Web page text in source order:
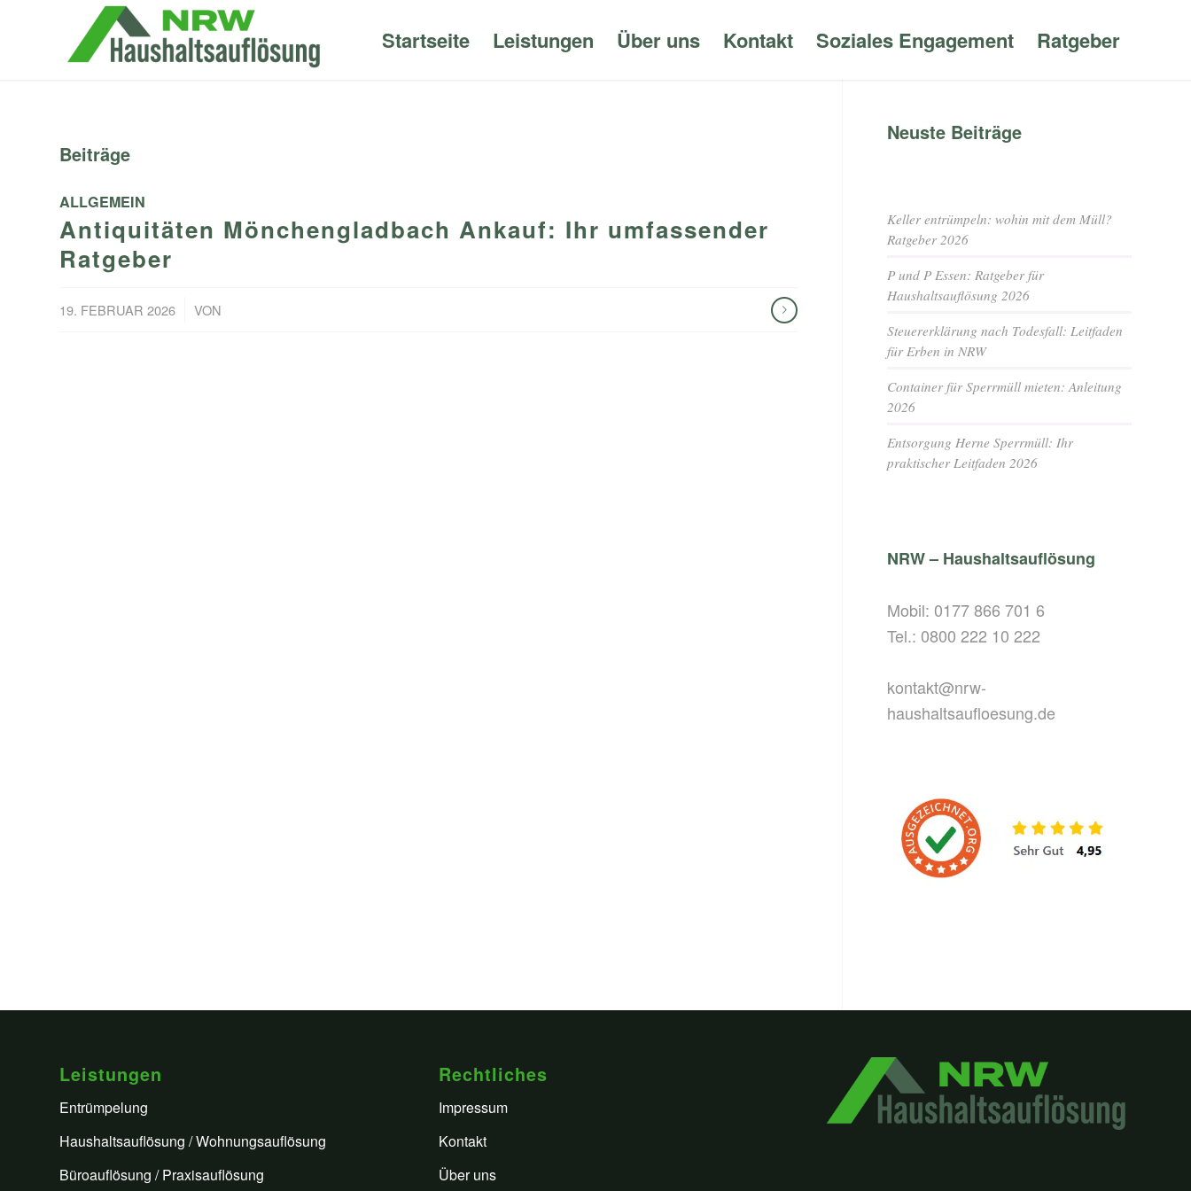
Startseite Leistungen Über uns Kontakt Soziales Engagement Ratgeber
Beiträge
ALLGEMEIN
Antiquitäten Mönchengladbach Ankauf: Ihr umfassender
Ratgeber
19. FEBRUAR 2026
/ VON
Neuste Beiträge
Keller entrümpeln: wohin mit dem Müll?
Ratgeber 2026
P und P Essen: Ratgeber für
Haushaltsauflösung 2026
Steuererklärung nach Todesfall: Leitfaden
für Erben in NRW
Container für Sperrmüll mieten: Anleitung
2026
Entsorgung Herne Sperrmüll: Ihr
praktischer Leitfaden 2026
NRW – Haushaltsauflösung
Mobil: 0177 866 701 6
Tel.: 0800 222 10 222
kontakt@nrw-
haushaltsaufloesung.de
Leistungen
Entrümpelung
Haushaltsauflösung / Wohnungsauflösung
Büroauflösung / Praxisauflösung
Rechtliches
Impressum
Kontakt
Über uns